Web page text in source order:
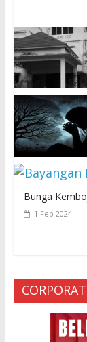
Bunga
1 Feb 2024